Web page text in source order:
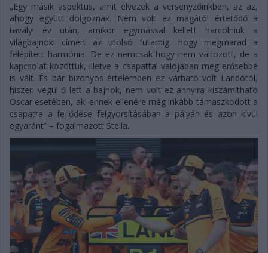
„Egy másik aspektus, amit élvezek a versenyzőinkben, az az,
ahogy együtt dolgoznak. Nem volt ez magától értetődő a
tavalyi év után, amikor egymással kellett harcolniuk a
világbajnoki címért az utolsó futamig, hogy megmarad a
felépített harmónia. De ez nemcsak hogy nem változott, de a
kapcsolat közöttük, illetve a csapattal valójában még erősebbé
is vált. És bár bizonyos értelemben ez várható volt Landótól,
hiszen végül ő lett a bajnok, nem volt ez annyira kiszámítható
Oscar esetében, aki ennek ellenére még inkább támaszkodott a
csapatra a fejlődése felgyorsításában a pályán és azon kívül
egyaránt” – fogalmazott Stella.